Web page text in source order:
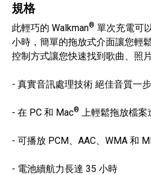
規格
此輕巧的 Walkman® 單次充電可
小時，簡單的拖放式介面讓您輕
控制方式讓您快速找到歌曲、照
- 真實音訊處理技術 絕佳音質一
- 在 PC 和 Mac® 上輕鬆拖放檔案
- 可播放 PCM、AAC、WMA 和
- 電池續航力長達 35 小時